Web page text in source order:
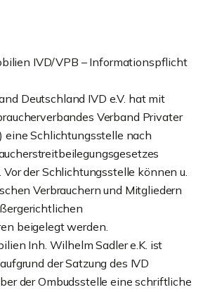
IVD/VPB – Informationspflicht
Deutschland IVD e.V. hat mit
Verband Privater
eine Schlichtungsstelle nach
Vor der Schlichtungsstelle können u.
Verbrauchern und Mitgliedern
beigelegt werden.
Inh. Wilhelm Sadler e.K. ist
der Satzung des IVD
der Ombudsstelle eine schriftliche